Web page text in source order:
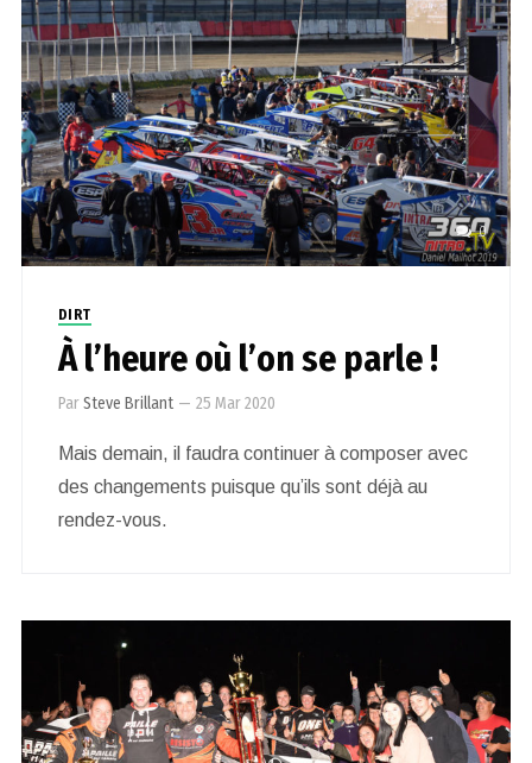
0
DIRT
À l’heure où l’on se parle !
ParSteve Brillant — 25 Mar 2020
Mais demain, il faudra continuer à composer avec
des changements puisque qu’ils sont déjà au
rendez-vous.